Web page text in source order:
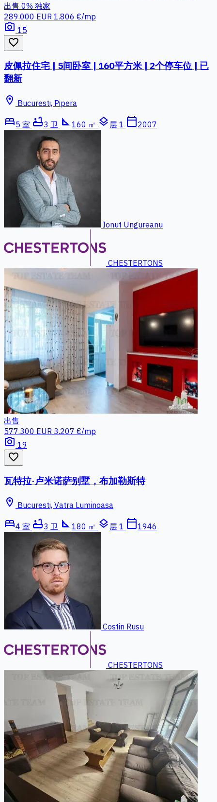
出售 0% 独家
289.000 EUR 1.806 €/mp
photo_camera 15
favorite_border
皮佩拉住宅 | 5间卧室 | 160平方米 | 2个停车位 | 已
翻新
location_on Bucuresti, Pipera
bed5 室 bathtub3 卫 square_foot 160 ㎡ layers 层 1 calendar_today2007
Ionut Ungureanu
CHESTERTONS
出售
577.300 EUR 3.207 €/mp
photo_camera 19
favorite_border
瓦特拉·卢米诺萨别墅，布加勒斯特
location_on Bucuresti, Vatra Luminoasa
bed4 室 bathtub3 卫 square_foot 180 ㎡ layers 层 1 calendar_today1946
Costin Rusu
CHESTERTONS